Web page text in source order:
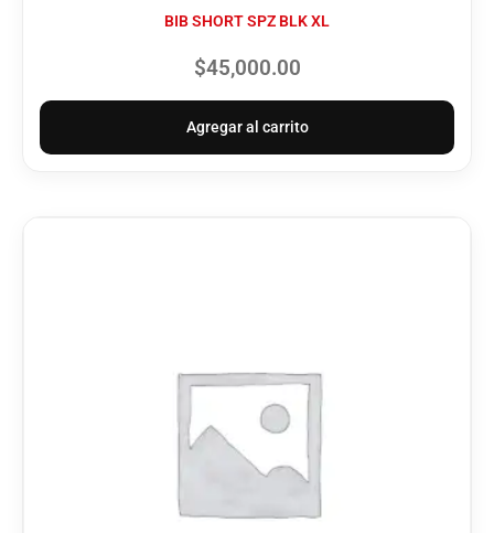
BIB SHORT SPZ BLK XL
$45,000.00
Agregar al carrito